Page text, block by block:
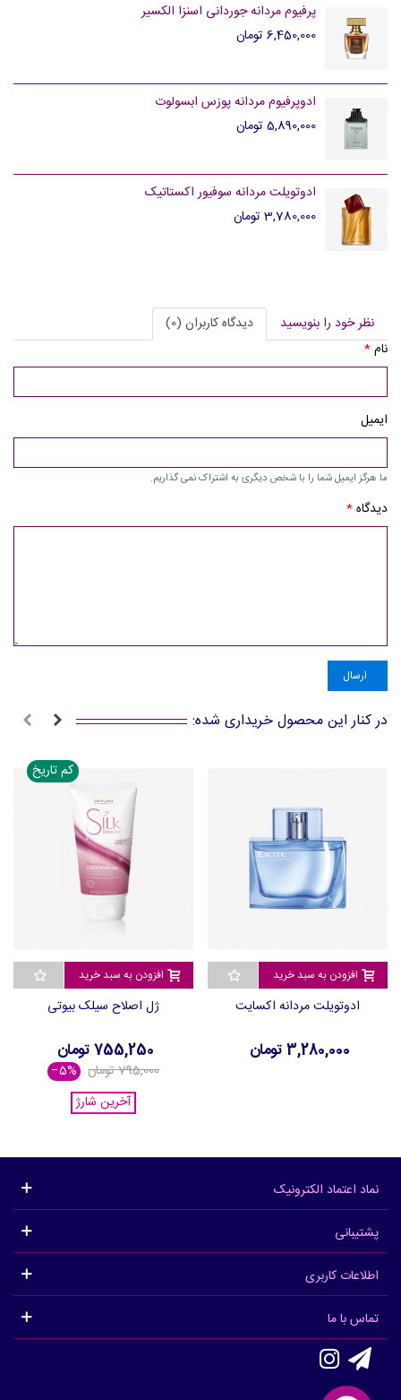
پرفیوم مردانه جوردانی اسنزا الکسیر
6,450,000 تومان
ادوپرفیوم مردانه پوزس ابسولوت
5,890,000 تومان
ادوتویلت مردانه سوفیور اکستاتیک
3,780,000 تومان
نظر خود را بنویسید
دیدگاه کاربران (0)
نام*
ایمیل
ما هرگز ایمیل شما را با شخص دیگری به اشتراک نمی گذاریم.
دیدگاه*
ارسال
در کنار این محصول خریداری شده:
افزودن به سبد خرید
ادوتویلت مردانه اکسایت
3,280,000 تومان
کم تاریخ
افزودن به سبد خرید
ژل اصلاح سیلک بیوتی
755,250 تومان
795,000 تومان
‎−5%
آخرین شارژ
نماد اعتماد الکترونیک
پشتیبانی
اطلاعات کاربری
تماس با ما